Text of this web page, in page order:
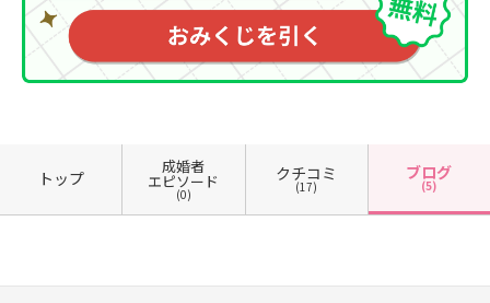
トップ
成婚者
エピソード
(0)
クチコミ
(17)
ブログ
(5)